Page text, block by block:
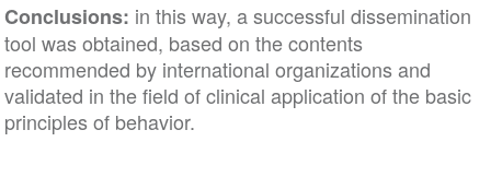
Conclusions: in this way, a successful dissemination
tool was obtained, based on the contents
recommended by international organizations and
validated in the field of clinical application of the basic
principles of behavior.